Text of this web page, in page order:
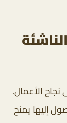
نجاح الأعمال.
إليها يمنح